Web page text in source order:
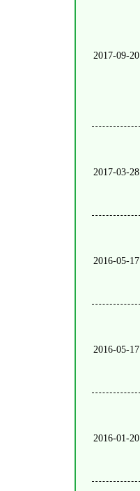
2017-09-20
2017-03-28
2016-05-17
2016-05-17
2016-01-20